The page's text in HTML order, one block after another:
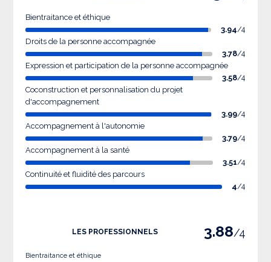
Bientraitance et éthique
3.94/4
Droits de la personne accompagnée
3.78/4
Expression et participation de la personne accompagnée
3.58/4
Coconstruction et personnalisation du projet
d'accompagnement
3.99/4
Accompagnement à l'autonomie
3.79/4
Accompagnement à la santé
3.51/4
Continuité et fluidité des parcours
4/4
LES PROFESSIONNELS 3.88/4
Bientraitance et éthique